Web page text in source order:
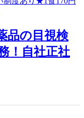
品の目視検
！自社正社